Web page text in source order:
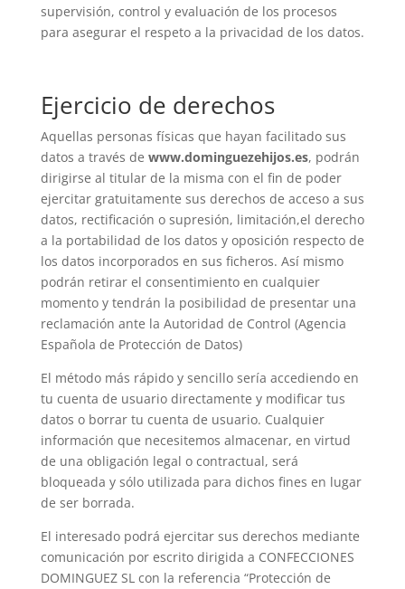
supervisión, control y evaluación de los procesos
para asegurar el respeto a la privacidad de los datos.
Ejercicio de derechos
Aquellas personas físicas que hayan facilitado sus
datos a través de www.dominguezehijos.es, podrán
dirigirse al titular de la misma con el fin de poder
ejercitar gratuitamente sus derechos de acceso a sus
datos, rectificación o supresión, limitación,el derecho
a la portabilidad de los datos y oposición respecto de
los datos incorporados en sus ficheros. Así mismo
podrán retirar el consentimiento en cualquier
momento y tendrán la posibilidad de presentar una
reclamación ante la Autoridad de Control (Agencia
Española de Protección de Datos)
El método más rápido y sencillo sería accediendo en
tu cuenta de usuario directamente y modificar tus
datos o borrar tu cuenta de usuario. Cualquier
información que necesitemos almacenar, en virtud
de una obligación legal o contractual, será
bloqueada y sólo utilizada para dichos fines en lugar
de ser borrada.
El interesado podrá ejercitar sus derechos mediante
comunicación por escrito dirigida a CONFECCIONES
DOMINGUEZ SLcon la referencia “Protección de